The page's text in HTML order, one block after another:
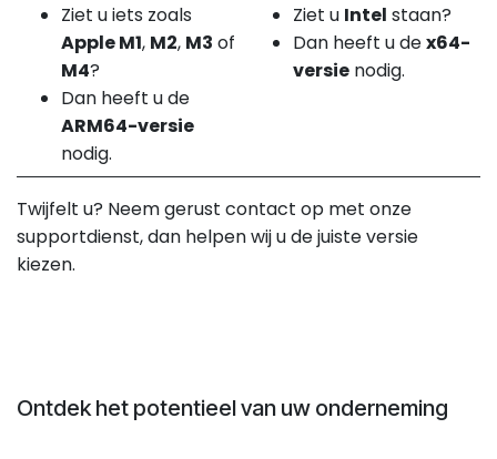
Ziet u iets zoals
Apple M1, M2, M3 of
M4?
Dan heeft u de
ARM64-versie
nodig.
Ziet u Intel staan?
Dan heeft u dex64-
versie nodig.
Twijfelt u? Neem gerust contact op met onze
supportdienst, dan helpen wij u de juiste versie
kiezen.
Ontdek het potentieel van uw onderneming